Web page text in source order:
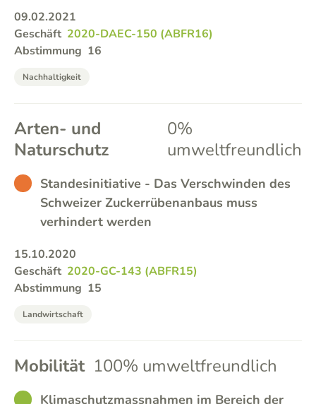
09.02.2021
Geschäft 2020-DAEC-150 (ABFR16)
Abstimmung 16
Nachhaltigkeit
Arten- und
Naturschutz
0%
umweltfreundlich
BAD Standesinitiative - Das Verschwinden des
Schweizer Zuckerrübenanbaus muss
verhindert werden
15.10.2020
Geschäft 2020-GC-143 (ABFR15)
Abstimmung 15
Landwirtschaft
Mobilität 100% umweltfreundlich
GOODKlimaschutzmassnahmen im Bereich der